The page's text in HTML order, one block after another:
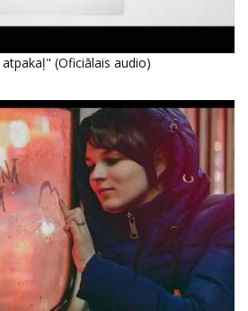
(Oficiālais audio)